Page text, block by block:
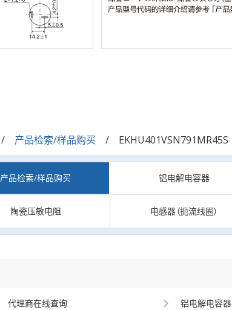
产品检索/样品购买 EKHU401VSN791MR45S
产品检索/样品购买 铝电解电容器
陶瓷压敏电阻 电感器（扼流线圈）
代理商在线查询 铝电解电容器